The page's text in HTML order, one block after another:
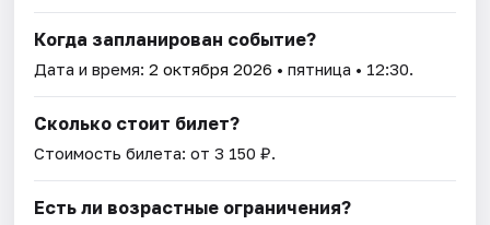
Когда запланирован событие?
Дата и время:2 октября 2026 • пятница • 12:30.
Сколько стоит билет?
Стоимость билета: от 3 150 ₽.
Есть ли возрастные ограничения?